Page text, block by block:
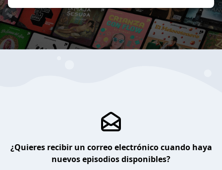
¿Quieres recibir un correo electrónico cuando haya
nuevos episodios disponibles?